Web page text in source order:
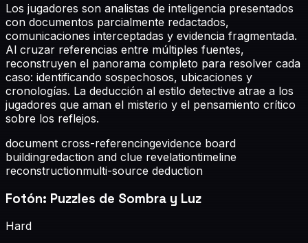
Los jugadores son analistas de inteligencia presentados
con documentos parcialmente redactados,
comunicaciones interceptadas y evidencia fragmentada.
Al cruzar referencias entre múltiples fuentes,
reconstruyen el panorama completo para resolver cada
caso: identificando sospechosos, ubicaciones y
cronologías. La deducción al estilo detective atrae a los
jugadores que aman el misterio y el pensamiento crítico
sobre los reflejos.
document cross-referencingevidence board
buildingredaction and clue revelationtimeline
reconstructionmulti-source deduction
Fotón: Puzzles de Sombra y Luz
Hard